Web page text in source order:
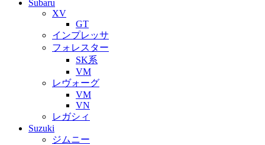
Subaru
XV
GT
インプレッサ
フォレスター
SK系
VM
レヴォーグ
VM
VN
レガシィ
Suzuki
ジムニー